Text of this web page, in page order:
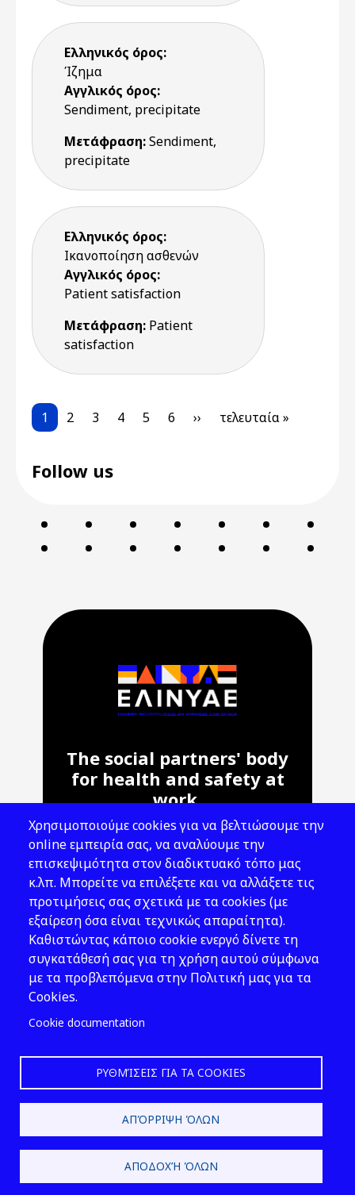
Ελληνικός όρος:
Ίζημα
Αγγλικός όρος:
Sendiment, precipitate
Μετάφραση:Sendiment,
precipitate
Ελληνικός όρος:
Ικανοποίηση ασθενών
Αγγλικός όρος:
Patient satisfaction
Μετάφραση: Patient
satisfaction
Pagination
Current page
1 Page
2 Page
3 Page
4 Page
5 Page
6 Next page
›› Last page
τελευταία »
Follow us
The social partners' body
for health and safety at
work.
Address: 143 Liosion & 6 Thirsiou, 104
45, Athens
T: 210 82 00 100
e: info@elinyae.gr
Follow Us
Χρησιμοποιούμε cookies για να βελτιώσουμε την
online εμπειρία σας, να αναλύουμε την
επισκεψιμότητα στον διαδικτυακό τόπο μας
κ.λπ. Μπορείτε να επιλέξετε και να αλλάξετε τις
προτιμήσεις σας σχετικά με τα cookies (με
εξαίρεση όσα είναι τεχνικώς απαραίτητα).
Καθιστώντας κάποιο cookie ενεργό δίνετε τη
συγκατάθεσή σας για τη χρήση αυτού σύμφωνα
με τα προβλεπόμενα στην Πολιτική μας για τα
Cookies.
Cookie documentation
ΡΥΘΜΊΣΕΙΣ ΓΙΑ ΤΑ COOKIES
ΑΠΌΡΡΙΨΗ ΌΛΩΝ
ΑΠΟΔΟΧΉ ΌΛΩΝ
2026 © EL.IN.Y.A.E.
Design & Development by